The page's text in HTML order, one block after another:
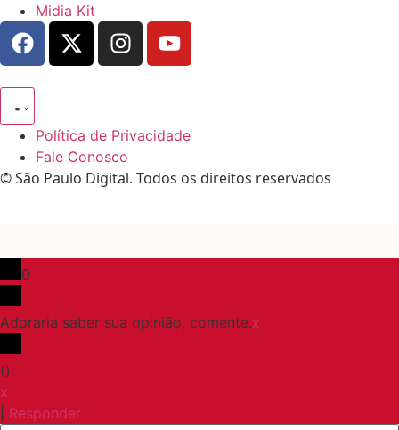
Midia Kit
Política de Privacidade
Fale Conosco
© São Paulo Digital. Todos os direitos reservados
0
Adoraria saber sua opinião, comente.x
()
x
Responder